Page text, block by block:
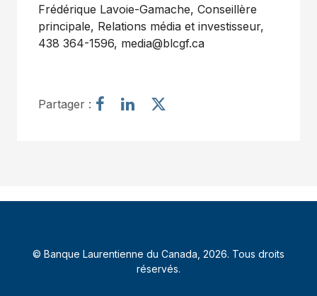
Frédérique Lavoie-Gamache, Conseillère
principale, Relations média et investisseur,
438 364-1596, media@blcgf.ca
Partager :
e
a
r
P
e
a
r
e
a
© Banque Laurentienne du Canada, 2026. Tous droits
réservés.